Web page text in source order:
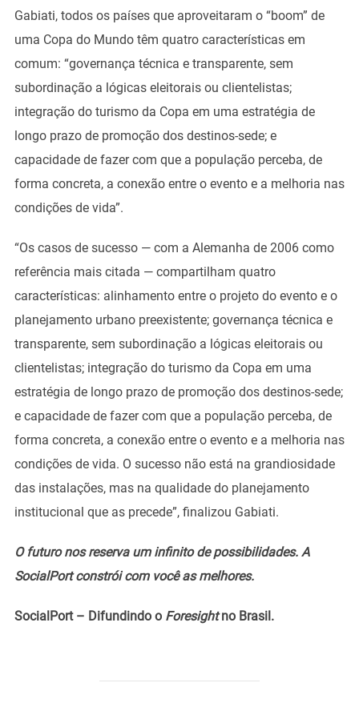
Gabiati, todos os países que aproveitaram o “boom” de
uma Copa do Mundo têm quatro características em
comum: “governança técnica e transparente, sem
subordinação a lógicas eleitorais ou clientelistas;
integração do turismo da Copa em uma estratégia de
longo prazo de promoção dos destinos-sede; e
capacidade de fazer com que a população perceba, de
forma concreta, a conexão entre o evento e a melhoria nas
condições de vida”.
“Os casos de sucesso — com a Alemanha de 2006 como
referência mais citada — compartilham quatro
características: alinhamento entre o projeto do evento e o
planejamento urbano preexistente; governança técnica e
transparente, sem subordinação a lógicas eleitorais ou
clientelistas; integração do turismo da Copa em uma
estratégia de longo prazo de promoção dos destinos-sede;
e capacidade de fazer com que a população perceba, de
forma concreta, a conexão entre o evento e a melhoria nas
condições de vida. O sucesso não está na grandiosidade
das instalações, mas na qualidade do planejamento
institucional que as precede”, finalizou Gabiati.
O futuro nos reserva um infinito de possibilidades. A
SocialPort constrói com você as melhores.
SocialPort – Difundindo o Foresightno Brasil.